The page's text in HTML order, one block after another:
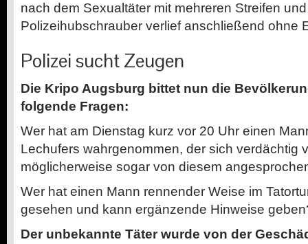
nach dem Sexualtäter mit mehreren Streifen
Polizeihubschrauber verlief anschließend ohne
Polizei sucht Zeugen
Die Kripo Augsburg bittet nun die
folgende Fragen:
Wer hat am Dienstag kurz vor 20 Uhr einen
Lechufers wahrgenommen, der sich verdächtig
möglicherweise sogar von diesem
Wer hat einen Mann rennender Weise im
gesehen und kann ergänzende Hinweise
Der unbekannte Täter wurde von der